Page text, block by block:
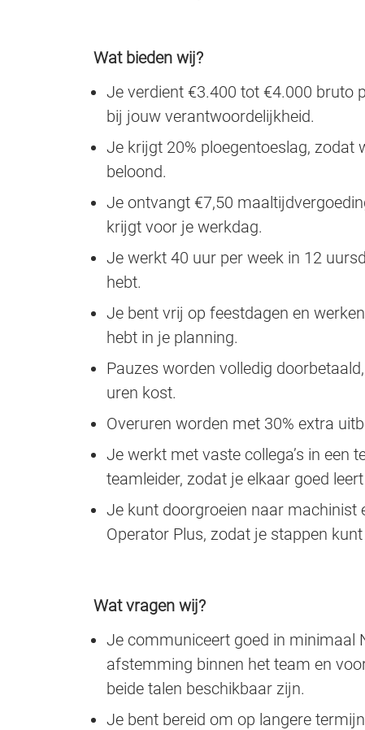
Wat bieden wij?
Je verdient €3.400 tot €4.000 bruto
bij jouw verantwoordelijkheid.
Je krijgt 20% ploegentoeslag,
beloond.
Je ontvangt €7,50
krijgt voor je werkdag.
Je werkt 40 uur per week in 12
hebt.
Je bent vrij op feestdagen en
hebt in je planning.
Pauzes worden volledig
uren kost.
Overuren worden met 30% extra
Je werkt met vaste collega’s in een
teamleider, zodat je elkaar goed
Je kunt doorgroeien naar machinist
Operator Plus, zodat je stappen
Wat vragen wij?
Je communiceert goed in minimaal
afstemming binnen het team en
beide talen beschikbaar zijn.
Je bent bereid om op langere